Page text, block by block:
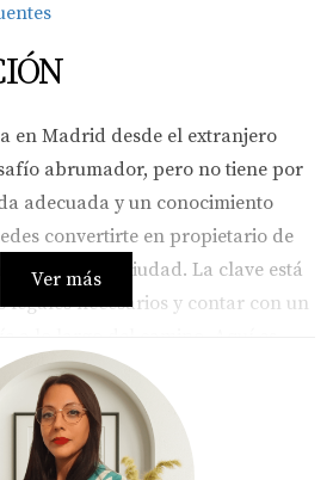
en Madrid desde el extranjero
abrumador, pero no tiene por
adecuada y un conocimiento
convertirte en propietario de
vibrante ciudad. La clave está
legales necesarios y contar con un
Amparo Lillo, una experta en el
ha ayudado a numerosos
a navegar por este proceso
Ver más